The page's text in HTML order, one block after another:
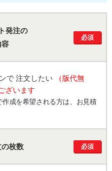
発注の
容
必須
で 注文したい
（版代無
ざいます
成を希望される方は、お見積
枚数 必須